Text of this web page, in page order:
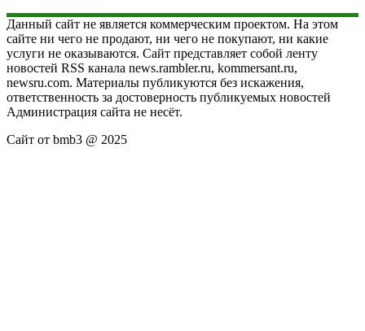
Данный сайт не является коммерческим проектом. На этом
сайте ни чего не продают, ни чего не покупают, ни какие
услуги не оказываются. Сайт представляет собой ленту
новостей RSS канала news.rambler.ru, kommersant.ru,
newsru.com. Материалы публикуются без искажения,
ответственность за достоверность публикуемых новостей
Администрация сайта не несёт.
Сайт от bmb3 @ 2025